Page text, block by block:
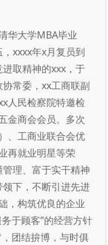
华大学MBA毕业
，xxxx年x月复员到
取精神的xxx，于
常委，xx工商联副
人民检察院特邀检
金商会会员。多次
、工商业联合会优
再就业明星等荣
理、富于实干精神
下，不断引进先进
，构筑优良的企业
于顾客”的经营方针
团结拚博，与时俱